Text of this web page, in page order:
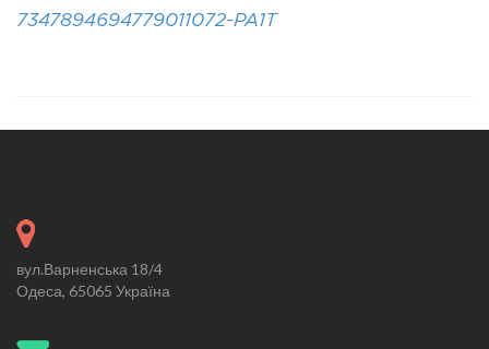
7347894694779011072-PA1T
вул.Варненська 18/4
Одеса, 65065 Україна